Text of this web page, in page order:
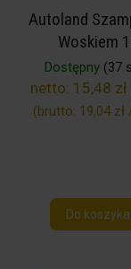
Autoland
Woskiem
Dostępny(37
netto: 15,48
(brutto: 19,04
Do koszyka